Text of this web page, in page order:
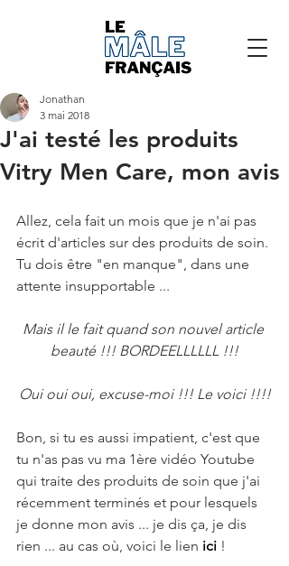
J'ai testé les produits
Vitry Men Care, mon avis
Jonathan
3 mai 2018
Allez, cela fait un mois que je n'ai pas
écrit d'articles sur des produits de soin.
Tu dois être "en manque", dans une
attente insupportable ...
Mais il le fait quand son nouvel article
beauté !!! BORDEELLLLLL !!!
Oui oui oui, excuse-moi !!! Le voici !!!!
Bon, si tu es aussi impatient, c'est que
tu n'as pas vu ma 1ère vidéo Youtube
qui traite des produits de soin que j'ai
récemment terminés et pour lesquels
je donne mon avis ... je dis ça, je dis
rien ... au cas où, voici le lien ici !